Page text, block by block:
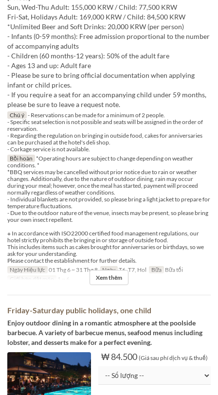
Sun, Wed-Thu Adult: 155,000 KRW / Child: 77,500 KRW
Fri-Sat, Holidays Adult: 169,000 KRW / Child: 84,500 KRW
*Unlimited Beer and Soft Drinks: 20,000 KRW (per person)
- Infants (0-59 months): Free admission proportional to the number
of accompanying adults
- Children (60 months-12 years): 50% of the adult fare
- Ages 13 and up: Adult fare
- Please be sure to bring official documentation when applying
infant or child prices.
- If you require a seat for an accompanying child under 59 months,
please be sure to leave a request note.
Chú ý - Reservations can be made for a minimum of 2 people.
- Specific seat selection is not possible and seats will be assigned in the order of
reservation.
- Regarding the regulation on bringing in outside food, cakes for anniversaries
can be purchased at the hotel's deli shop.
- Corkage service is not available.
Bồi hoàn *Operating hours are subject to change depending on weather
conditions. *
*BBQ services may be cancelled without prior notice due to rain or weather
changes. Additionally, due to the nature of outdoor dining, rain may occur
during your meal; however, once the meal has started, payment will proceed
normally regardless of weather conditions.
- Individual blankets are not provided, so please bring a light jacket to prepare for
temperature fluctuations.
- Due to the outdoor nature of the venue, insects may be present, so please bring
your own insect repellent.
※ In accordance with ISO22000 certified food management regulations, our
hotel strictly prohibits the bringing in or storage of outside food.
This includes items such as cakes brought for anniversaries or birthdays, so we
ask for your understanding.
Please contact the establishment for further details.
Ngày Hiệu lực 01 Thg 6 ~ 31 Thg 8 Ngày T6, T7, Hol Bữa Bữa tối
Giới hạn dặt món
1 ~ 6 Xem thêm
Friday-Saturday public holidays, one child
Enjoy outdoor dining in a romantic atmosphere at the poolside
barbecue. A variety of barbecue menus, seafood menus including
lobster, and desserts make for a perfect evening.
₩ 84.500 (Giá sau phí dịch vụ & thuế)